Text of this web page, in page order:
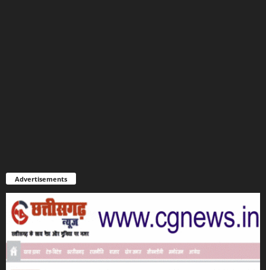
Advertisements